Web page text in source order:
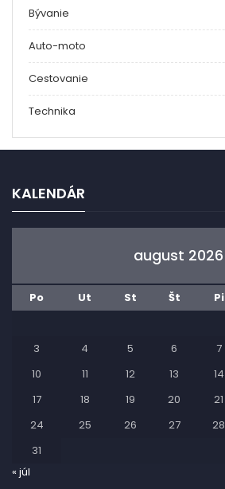
Bývanie
Auto-moto
Cestovanie
Technika
KALENDÁR
august 2026
Po Ut St Št Pi
3
4 5 6 7
10
11 12 13 14
17
18 19 20 21
24
25 26 27 28
31
« júl